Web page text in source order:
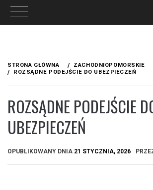
treści
STRONA GŁÓWNA
ZACHODNIOPOMORSKIE
ROZSĄDNE PODEJŚCIE DO UBEZPIECZEŃ
ROZSĄDNE PODEJŚCIE
UBEZPIECZEŃ
OPUBLIKOWANY DNIA 21 STYCZNIA, 2026